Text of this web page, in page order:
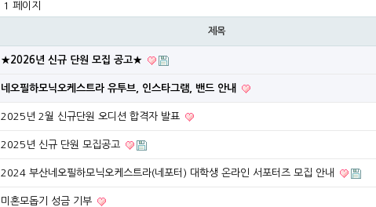
1 페이지
제목
★2026년 신규 단원 모집 공고★
네오필하모닉오케스트라 유투브, 인스타그램, 밴드 안내
2025년 2월 신규단원 오디션 합격자 발표
2025년 신규 단원 모집공고
2024 부산네오필하모닉오케스트라(네포터) 대학생 온라인 서포터즈 모집 안내
미혼모돕기 성금 기부